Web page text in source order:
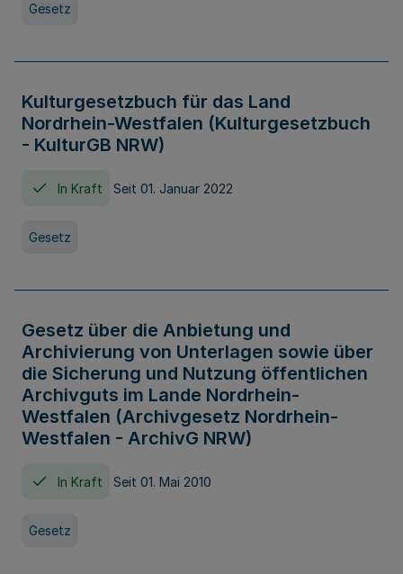
Gesetz
Kulturgesetzbuch für das Land
Nordrhein-Westfalen (Kulturgesetzbuch
- KulturGB NRW)
In Kraft Seit 01. Januar 2022
Gesetz
Gesetz über die Anbietung und
Archivierung von Unterlagen sowie über
die Sicherung und Nutzung öffentlichen
Archivguts im Lande Nordrhein-
Westfalen (Archivgesetz Nordrhein-
Westfalen - ArchivG NRW)
In Kraft Seit 01. Mai 2010
Gesetz